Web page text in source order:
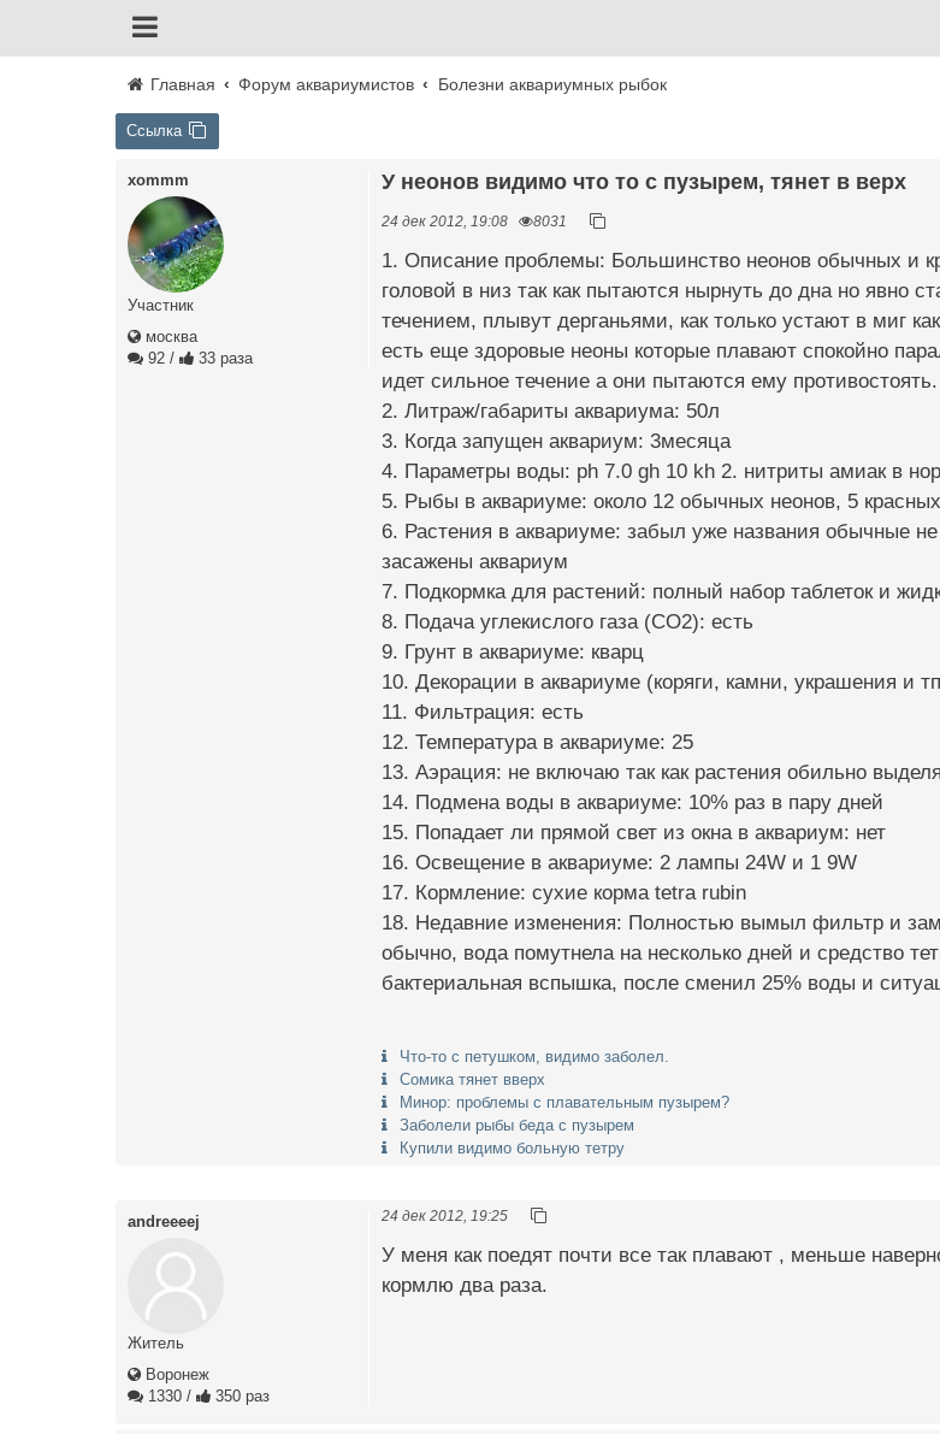
Главная Форум аквариумистов Болезни аквариумных рыбок
Ссылка
xommm
Участник
москва
92 / 33 раза
У неонов видимо что то с пузырем, тянет в верх
24 дек 2012, 19:08 8031
1. Описание проблемы: Большинство неонов обычных и
головой в низ так как пытаются нырнуть до дна но явно
течением, плывут дерганьями, как только устают в миг
есть еще здоровые неоны которые плавают спокойно
идет сильное течение а они пытаются ему противостоять.
2. Литраж/габариты аквариума: 50л
3. Когда запущен аквариум: 3месяца
4. Параметры воды: ph 7.0 gh 10 kh 2. нитриты амиак в
5. Рыбы в аквариуме: около 12 обычных неонов, 5
6. Растения в аквариуме: забыл уже названия обычные
засажены аквариум
7. Подкормка для растений: полный набор таблеток и
8. Подача углекислого газа (CO2): есть
9. Грунт в аквариуме: кварц
10. Декорации в аквариуме (коряги, камни, украшения и
11. Фильтрация: есть
12. Температура в аквариуме: 25
13. Аэрация: не включаю так как растения обильно
14. Подмена воды в аквариуме: 10% раз в пару дней
15. Попадает ли прямой свет из окна в аквариум: нет
16. Освещение в аквариуме: 2 лампы 24W и 1 9W
17. Кормление: сухие корма tetra rubin
18. Недавние изменения: Полностью вымыл фильтр и
обычно, вода помутнела на несколько дней и средство
бактериальная вспышка, после сменил 25% воды и
Что-то с петушком, видимо заболел.
Сомика тянет вверх
Минор: проблемы с плавательным пузырем?
Заболели рыбы беда с пузырем
Купили видимо больную тетру
andreeeej
Житель
Воронеж
1330 / 350 раз
24 дек 2012, 19:25
У меня как поедят почти все так плавают , меньше
кормлю два раза.